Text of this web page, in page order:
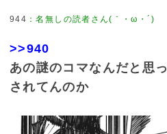
944 ：名無しの読者さん(｀・ω・´)
>>940
あの謎のコマなんだと思
されてんのか